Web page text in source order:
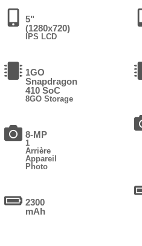
5"
(1280x720)
IPS LCD
1GO
Snapdragon
410 SoC
8GO Storage
8-MP
1
Arrière
Appareil
Photo
2300
mAh